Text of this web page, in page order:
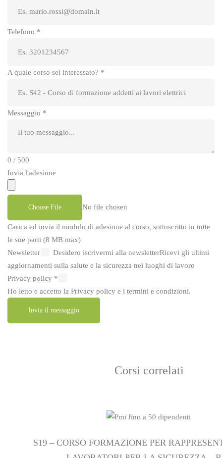
Telefono *
A quale corso sei interessato? *
Messaggio *
0 / 500
Invia l'adesione
Choose File No file chosen
Carica ed invia il modulo di adesione al corso, sottoscritto in tutte
le sue parti (8 MB max)
Newsletter
Desidero iscrivermi alla newsletterRicevi gli ultimi
aggiornamenti sulla salute e la sicurezza nei luoghi di lavoro
Privacy policy *
Ho letto e accetto la Privacy policy e i termini e condizioni.
Invia il messaggio
Corsi correlati
S19 – CORSO FORMAZIONE PER